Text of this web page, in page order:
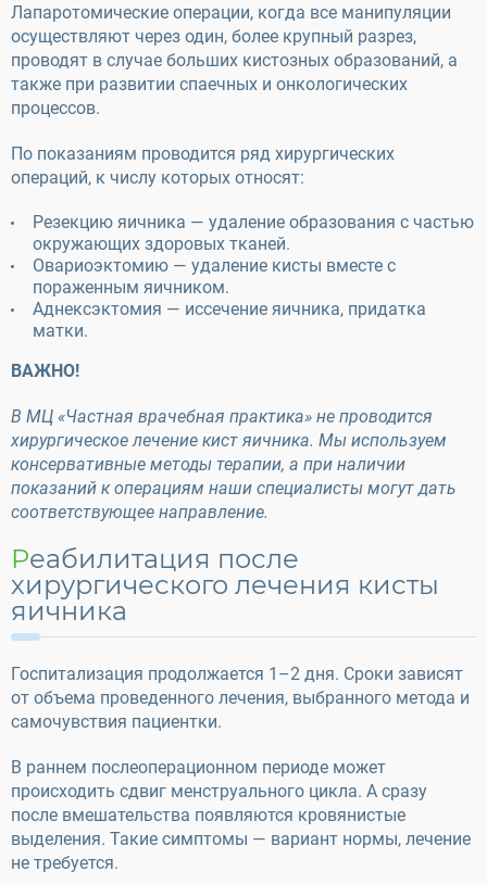
Лапаротомические операции, когда все манипуляции
осуществляют через один, более крупный разрез,
проводят в случае больших кистозных образований, а
также при развитии спаечных и онкологических
процессов.
По показаниям проводится ряд хирургических
операций, к числу которых относят:
Резекцию яичника — удаление образования с частью
окружающих здоровых тканей.
Овариоэктомию — удаление кисты вместе с
пораженным яичником.
Аднексэктомия — иссечение яичника, придатка
матки.
ВАЖНО!
В МЦ «Частная врачебная практика» не проводится
хирургическое лечение кист яичника. Мы используем
консервативные методы терапии, а при наличии
показаний к операциям наши специалисты могут дать
соответствующее направление.
Реабилитация после
хирургического лечения кисты
яичника
Госпитализация продолжается 1–2 дня. Сроки зависят
от объема проведенного лечения, выбранного метода и
самочувствия пациентки.
В раннем послеоперационном периоде может
происходить сдвиг менструального цикла. А сразу
после вмешательства появляются кровянистые
выделения. Такие симптомы — вариант нормы, лечение
не требуется.